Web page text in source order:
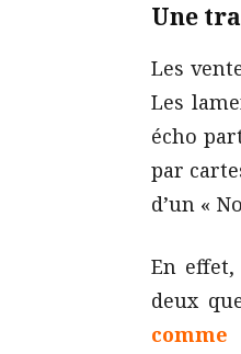
Une
Les
Les
écho
par
d’un «
En
deux